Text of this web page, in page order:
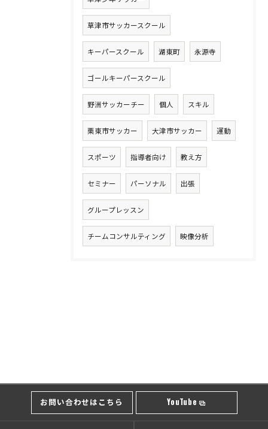
草津市サッカースクール
キーパースクール 湖東町 永源寺
ゴールキーパースクール
野洲サッカーチー 個人 スキル
栗東市サッカー 大津市サッカー 運動
スポーツ 指導者向け 教え方
セミナー パーソナル 出張
グループレッスン
チームコンサルティング 映像分析
お問い合わせはこちら YouTube